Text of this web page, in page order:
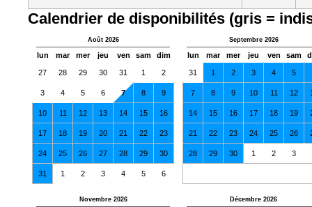
Calendrier de disponibilités (gris =
Août 2026
lun mar mer jeu ven sam dim
27 28 29 30 31 1 2
3 4 5 6 7 8 9
10 11 12 13 14 15 16
17 18 19 20 21 22 23
24 25 26 27 28 29 30
31 1 2 3 4 5 6
Septembre 2026
lun mar mer jeu ven sam
31 1 2 3 4 5
7 8 9 10 11 12
14 15 16 17 18 19
21 22 23 24 25 26
28 29 30 1 2 3
Novembre 2026 Décembre 2026